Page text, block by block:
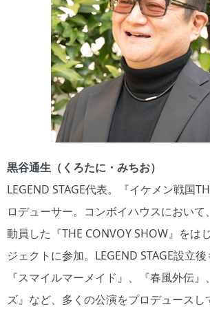
黒谷通生（くろたに・みちお）
LEGEND STAGE代表。『イケメン戦国
ロデューサー。コンボイハウスにおい
動員した『THE CONVOY SHOW』をは
ジェクトに参加。LEGEND STAGE設立
『スマイルマーメイド』、『春風外伝
ズ』など、多くの公演をプロデュースし